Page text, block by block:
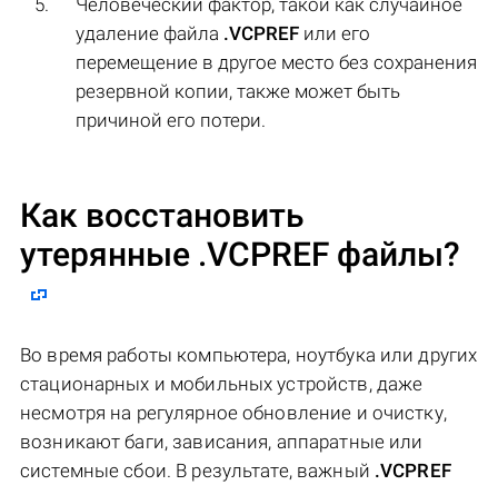
удаление файла .VCPREF или его
перемещение в другое место без сохранения
резервной копии, также может быть
причиной его потери.
Как восстановить
утерянные .VCPREF файлы?
Во время работы компьютера, ноутбука или других
стационарных и мобильных устройств, даже
несмотря на регулярное обновление и очистку,
возникают баги, зависания, аппаратные или
системные сбои. В результате, важный .VCPREF